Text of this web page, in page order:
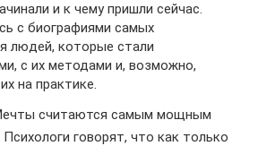
и к чему пришли сейчас.
с биографиями самых
людей, которые стали
с их методами и, возможно,
на практике.
считаются самым мощным
Психологи говорят, что как только